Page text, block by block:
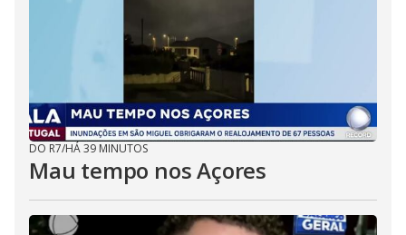
DO R7/HÁ 39 MINUTOS
Mau tempo nos Açores